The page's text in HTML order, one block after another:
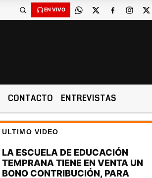
EN VIVO
CONTACTO ENTREVISTAS
ULTIMO VIDEO